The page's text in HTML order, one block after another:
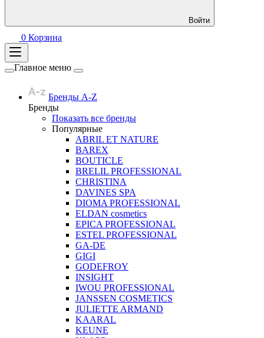
Войти
0 Корзина
Главное меню
Бренды A-Z
Бренды
Показать все бренды
Популярные
ABRIL ET NATURE
BAREX
BOUTICLE
BRELIL PROFESSIONAL
CHRISTINA
DAVINES SPA
DIOMA PROFESSIONAL
ELDAN cosmetics
EPICA PROFESSIONAL
ESTEL PROFESSIONAL
GA-DE
GIGI
GODEFROY
INSIGHT
IWOU PROFESSIONAL
JANSSEN COSMETICS
JULIETTE ARMAND
KAARAL
KEUNE